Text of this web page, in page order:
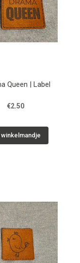
Queen | Label
€2.50
winkelmandje